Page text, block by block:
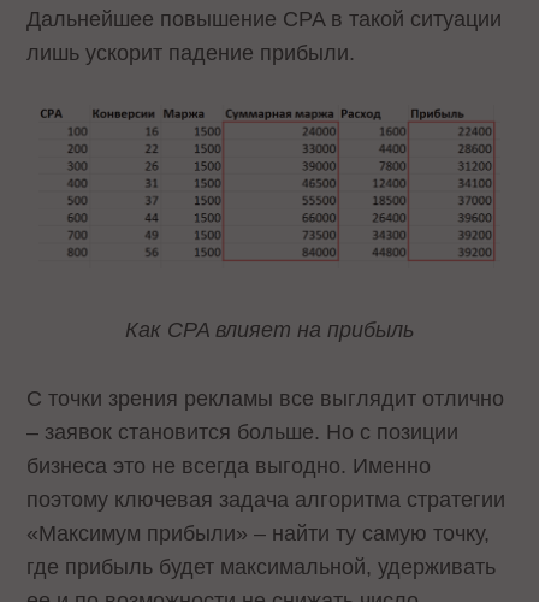
Дальнейшее повышение CPA в такой ситуации
лишь ускорит падение прибыли.
Как CPA влияет на прибыль
С точки зрения рекламы все выглядит отлично
– заявок становится больше. Но с позиции
бизнеса это не всегда выгодно. Именно
поэтому ключевая задача алгоритма стратегии
«Максимум прибыли» – найти ту самую точку,
где прибыль будет максимальной, удерживать